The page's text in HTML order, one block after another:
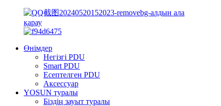
Өнімдер
Негізгі PDU
Smart PDU
Есептелген PDU
Аксессуар
YOSUN туралы
Біздің зауыт туралы